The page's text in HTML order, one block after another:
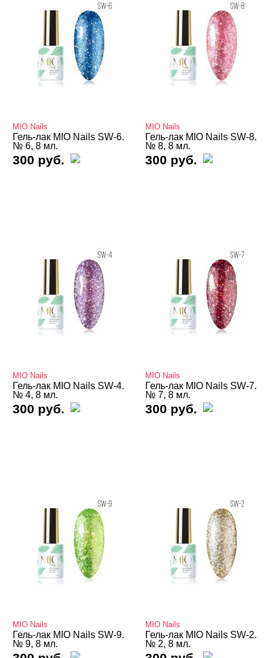
Кошачий глаз MIO Nails
Кошачий глаз NOGTIKA
Кошачий глаз Магниты
Термо THERMO
ТОП Кошачий глаз
Гель-лаки FOXY
Гель-лаки GLOBAL FASHION
Гель-лаки Holy Molly
Гель-лаки MIO Nails
Классические
Коллекция Аврора-2.0
Коллекция Деликатность
Коллекция Звездный путь
Коллекция Золотой нюдовый
Коллекция Красный
Коллекция Неон
Коллекция Нюдовый
MIO Nails
Гель-лак MIO Nails SW-6.
№ 6, 8 мл.
300 руб.
MIO Nails
Гель-лак MIO Nails SW-8.
№ 8, 8 мл.
300 руб.
MIO Nails
Гель-лак MIO Nails SW-4.
№ 4, 8 мл.
300 руб.
MIO Nails
Гель-лак MIO Nails SW-7.
№ 7, 8 мл.
300 руб.
MIO Nails
Гель-лак MIO Nails SW-9.
№ 9, 8 мл.
MIO Nails
Гель-лак MIO Nails SW-2.
№ 2, 8 мл.